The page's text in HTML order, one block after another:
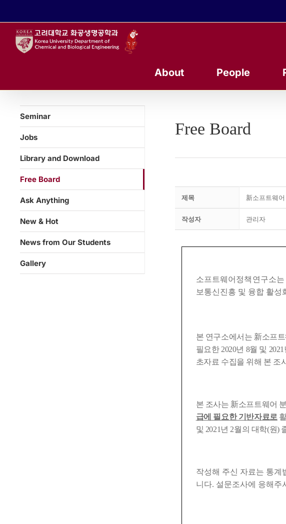
About People
Free Board
제목 新소프트웨
작성자 관리자
소프트웨어정책연구소
보통신진흥 및 융합 활성
본 연구소에서는 新소프
필요한 2020년 8월 및 2021
초자료 수집을 위해 본 조
본 조사는 新소프트웨어
급에 필요한 기반자료로
및 2021 년 2월의 대학(원)
작성해 주신 자료는 통계
니다. 설문조사에 응해주
Seminar
Jobs
Library and Download
Free Board
Ask Anything
New & Hot
News from Our Students
Gallery